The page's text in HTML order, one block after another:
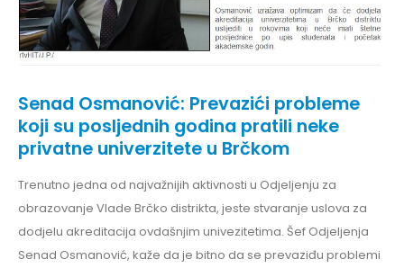
Senad Osmanović: Prevazići probleme
koji su posljednih godina pratili neke
privatne univerzitete u Brčkom
Trenutno jedna od najvažnijih aktivnosti u Odjeljenju za
obrazovanje Vlade Brčko distrikta, jeste stvaranje uslova za
dodjelu akreditacija ovdašnjim univezitetima. Šef Odjeljenja
Senad Osmanović, kaže da je bitno da se prevaziđu problemi